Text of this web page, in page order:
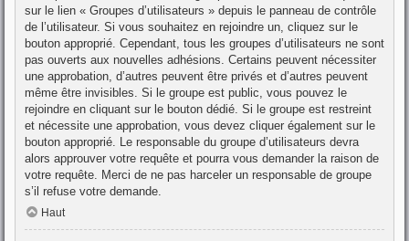
sur le lien « Groupes d’utilisateurs » depuis le panneau de contrôle
de l’utilisateur. Si vous souhaitez en rejoindre un, cliquez sur le
bouton approprié. Cependant, tous les groupes d’utilisateurs ne sont
pas ouverts aux nouvelles adhésions. Certains peuvent nécessiter
une approbation, d’autres peuvent être privés et d’autres peuvent
même être invisibles. Si le groupe est public, vous pouvez le
rejoindre en cliquant sur le bouton dédié. Si le groupe est restreint
et nécessite une approbation, vous devez cliquer également sur le
bouton approprié. Le responsable du groupe d’utilisateurs devra
alors approuver votre requête et pourra vous demander la raison de
votre requête. Merci de ne pas harceler un responsable de groupe
s’il refuse votre demande.
Haut